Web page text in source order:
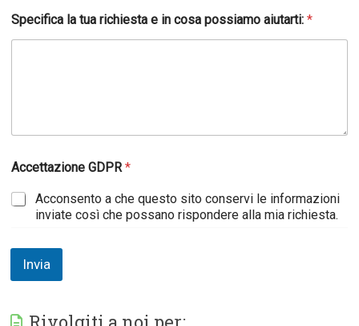
Specifica la tua richiesta e in cosa possiamo aiutarti:*
Accettazione GDPR*
Acconsento a che questo sito conservi le informazioni
inviate così che possano rispondere alla mia richiesta.
Invia